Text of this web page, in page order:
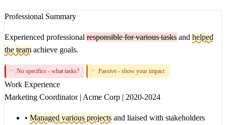
Professional Summary
Experienced professional responsible for various tasks and helped
the team achieve goals.
^ No specifics - what tasks? ^ Passive - show your impact
Work Experience
Marketing Coordinator | Acme Corp | 2020-2024
• Managed various projects and liaised with stakeholders